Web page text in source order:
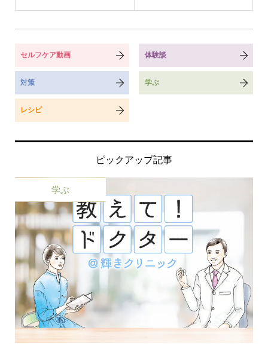
セルフケア動画 体験談
対策 学ぶ
レシピ
ピックアップ記事
学ぶ